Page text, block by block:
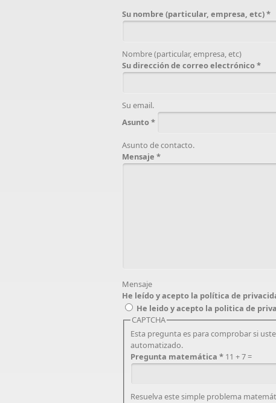
Su nombre (particular, empresa, etc)*
Nombre (particular, empresa, etc)
Su dirección de correo electrónico*
Su email.
Asunto*
Asunto de contacto.
Mensaje *
Mensaje
He leído y acepto la política de
He leido y acepto la politica de
CAPTCHA
Esta pregunta es para comprobar si
automatizado.
Pregunta matemática * 11 + 7 =
Resuelva este simple problema